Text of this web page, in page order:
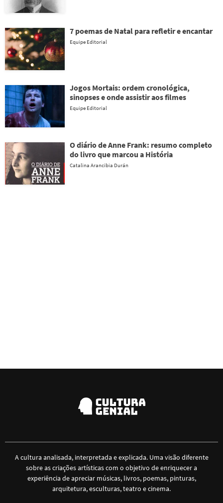
7 poemas de Natal para refletir e encantar
Equipe Editorial
Jogos Mortais: ordem cronológica,
sinopses e onde assistir aos filmes
Equipe Editorial
O diário de Anne Frank: resumo completo
do livro que marcou a História
Catalina Arancibia Durán
A cultura analisada, interpretada e explicada. Uma visão diferente
sobre as criações artísticas com o objetivo de enriquecer a
experiência de apreciar músicas, livros, poemas, pinturas,
arquitetura, esculturas, teatro e cinema.